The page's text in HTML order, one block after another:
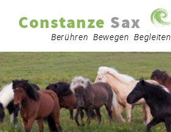
Constanze Sax
Berühren Bewegen Begleiten